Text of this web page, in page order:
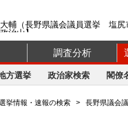
輔（長野県議会議員選挙 塩尻
治山】
調査分析
方選挙 政治家検索 閣僚
挙情報・速報の検索 > 長野県議会